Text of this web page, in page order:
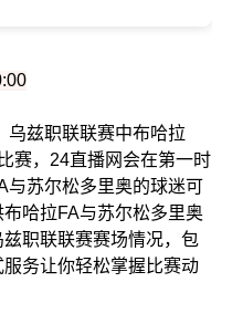
乌兹职联联赛中布哈拉
赛，24直播网会在第一时
与苏尔松多里奥的球迷可
哈拉FA与苏尔松多里奥
职联联赛赛场情况，包
务让你轻松掌握比赛动